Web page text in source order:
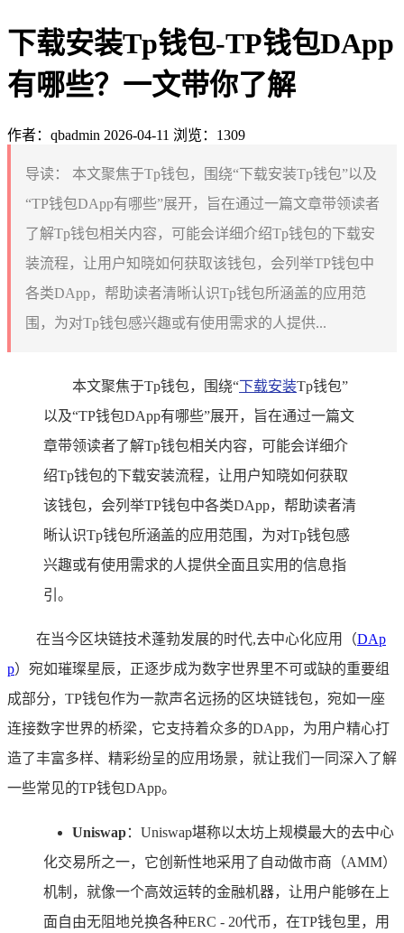
下载安装Tp钱包-TP钱包DApp
有哪些？一文带你了解
作者：qbadmin 2026-04-11 浏览：1309
导读：
本文聚焦于Tp钱包，围绕“下载安装Tp钱包”以及
“TP钱包DApp有哪些”展开，旨在通过一篇文章带领读者
了解Tp钱包相关内容，可能会详细介绍Tp钱包的下载安
装流程，让用户知晓如何获取该钱包，会列举TP钱包中
各类DApp，帮助读者清晰认识Tp钱包所涵盖的应用范
围，为对Tp钱包感兴趣或有使用需求的人提供...
本文聚焦于Tp钱包，围绕“下载安装Tp钱包”
以及“TP钱包DApp有哪些”展开，旨在通过一篇文
章带领读者了解Tp钱包相关内容，可能会详细介
绍Tp钱包的下载安装流程，让用户知晓如何获取
该钱包，会列举TP钱包中各类DApp，帮助读者清
晰认识Tp钱包所涵盖的应用范围，为对Tp钱包感
兴趣或有使用需求的人提供全面且实用的信息指
引。
在当今区块链技术蓬勃发展的时代,去中心化应用（DAp
p）宛如璀璨星辰，正逐步成为数字世界里不可或缺的重要组
成部分，TP钱包作为一款声名远扬的区块链钱包，宛如一座
连接数字世界的桥梁，它支持着众多的DApp，为用户精心打
造了丰富多样、精彩纷呈的应用场景，就让我们一同深入了解
一些常见的TP钱包DApp。
Uniswap：Uniswap堪称以太坊上规模最大的去中心
化交易所之一，它创新性地采用了自动做市商（AMM）
机制，就像一个高效运转的金融机器，让用户能够在上
面自由无阻地兑换各种ERC - 20代币，在TP钱包里，用